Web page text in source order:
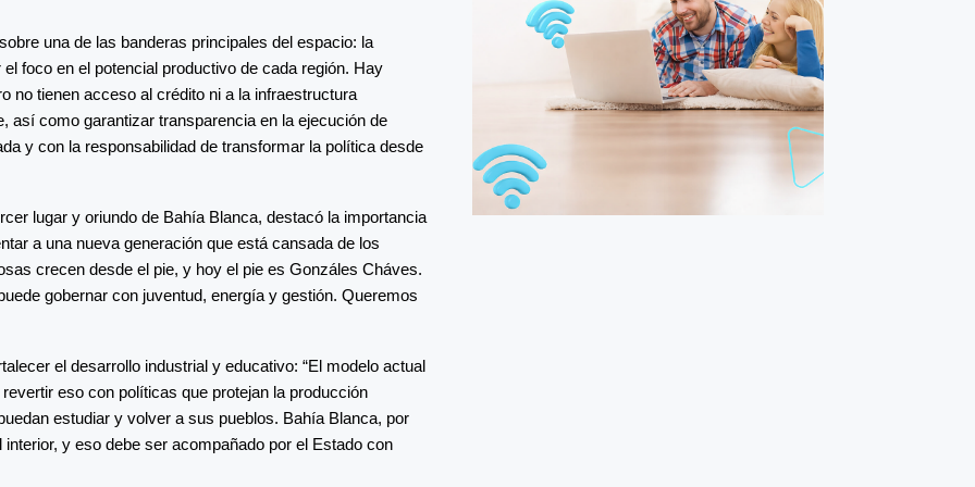
una de las banderas principales del espacio: la
el foco en el potencial productivo de cada región. Hay
no tienen acceso al crédito ni a la infraestructura
así como garantizar transparencia en la ejecución de
y con la responsabilidad de transformar la política desde
lugar y oriundo de Bahía Blanca, destacó la importancia
a una nueva generación que está cansada de los
crecen desde el pie, y hoy el pie es Gonzáles Cháves.
gobernar con juventud, energía y gestión. Queremos
el desarrollo industrial y educativo: “El modelo actual
eso con políticas que protejan la producción
estudiar y volver a sus pueblos. Bahía Blanca, por
y eso debe ser acompañado por el Estado con